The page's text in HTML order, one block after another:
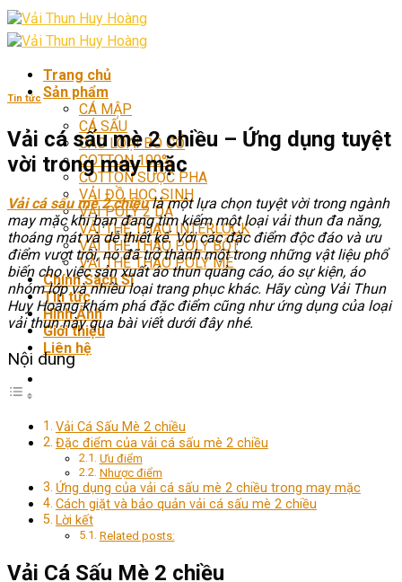
Skip
to
content
Trang chủ
Sản phẩm
CÁ MẬP
CÁ SẤU
CÁC LOẠI BO CỔ
COTTON 100%
COTTON SƯỢC PHA
VẢI ĐỒ HỌC SINH
VẢI POLY 2 DA
VẢI THỂ THAO INTERLOCK
VẢI THỂ THAO POLY BỘT
VẢI THỂ THAO POLY MÈ
Chính Sách Sỉ
Tin tức
Hình Ảnh
Giới thiệu
Liên hệ
Tin tức
Vải cá sấu mè 2 chiều – Ứng dụng tuyệt
vời trong may mặc
Vải cá sấu mè 2 chiềulà một lựa chọn tuyệt vời trong ngành
may mặc khi bạn đang tìm kiếm một loại vải thun đa năng,
thoáng mát và dễ thiết kế. Với các đặc điểm độc đáo và ưu
điểm vượt trội, nó đã trở thành một trong những vật liệu phổ
biến cho việc sản xuất áo thun quảng cáo, áo sự kiện, áo
nhóm lớp và nhiều loại trang phục khác. Hãy cùng Vải Thun
Huy Hoàng khám phá đặc điểm cũng như ứng dụng của loại
vải thun này qua bài viết dưới đây nhé.
Nội dung
Vải Cá Sấu Mè 2 chiều
Đặc điểm của vải cá sấu mè 2 chiều
Ưu điểm
Nhược điểm
Ứng dụng của vải cá sấu mè 2 chiều trong may mặc
Cách giặt và bảo quản vải cá sấu mè 2 chiều
Lời kết
Related posts:
Vải Cá Sấu Mè 2 chiều